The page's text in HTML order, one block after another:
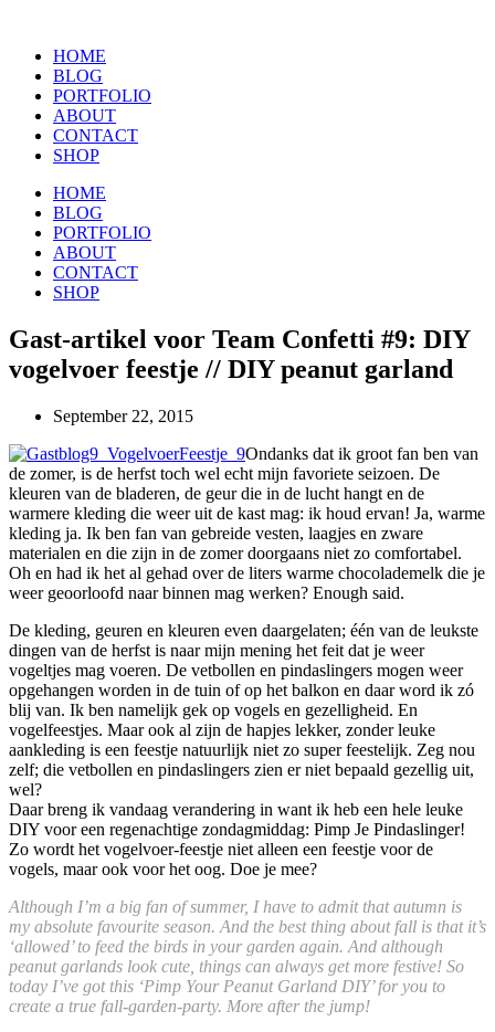
HOME
BLOG
PORTFOLIO
ABOUT
CONTACT
SHOP
HOME
BLOG
PORTFOLIO
ABOUT
CONTACT
SHOP
Gast-artikel voor Team Confetti #9: DIY
vogelvoer feestje // DIY peanut garland
September 22, 2015
Ondanks dat ik groot fan ben van
de zomer, is de herfst toch wel echt mijn favoriete seizoen. De
kleuren van de bladeren, de geur die in de lucht hangt en de
warmere kleding die weer uit de kast mag: ik houd ervan! Ja, warme
kleding ja. Ik ben fan van gebreide vesten, laagjes en zware
materialen en die zijn in de zomer doorgaans niet zo comfortabel.
Oh en had ik het al gehad over de liters warme chocolademelk die je
weer geoorloofd naar binnen mag werken? Enough said.
De kleding, geuren en kleuren even daargelaten; één van de leukste
dingen van de herfst is naar mijn mening het feit dat je weer
vogeltjes mag voeren. De vetbollen en pindaslingers mogen weer
opgehangen worden in de tuin of op het balkon en daar word ik zó
blij van. Ik ben namelijk gek op vogels en gezelligheid. En
vogelfeestjes. Maar ook al zijn de hapjes lekker, zonder leuke
aankleding is een feestje natuurlijk niet zo super feestelijk. Zeg nou
zelf; die vetbollen en pindaslingers zien er niet bepaald gezellig uit,
wel?
Daar breng ik vandaag verandering in want ik heb een hele leuke
DIY voor een regenachtige zondagmiddag: Pimp Je Pindaslinger!
Zo wordt het vogelvoer-feestje niet alleen een feestje voor de
vogels, maar ook voor het oog. Doe je mee?
Although I’m a big fan of summer, I have to admit that autumn is
my absolute favourite season. And the best thing about fall is that it’s
‘allowed’ to feed the birds in your garden again. And although
peanut garlands look cute, things can always get more festive! So
today I’ve got this ‘Pimp Your Peanut Garland DIY’ for you to
create a true fall-garden-party. More after the jump!